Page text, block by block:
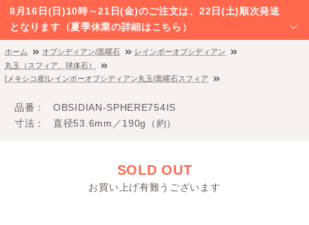
8月16日(日)10時～21日(金)のご注文は、22日(土)順次発送
となります（夏季休業の詳細はこちら）
ホーム オブシディアン/黒曜石
レインボーオブシディアン
丸玉（スフィア、球体石）
[メキシコ産]レインボーオブシディアン丸玉/黒曜石スフィア
品番
OBSIDIAN-SPHERE754IS
寸法
直径53.6mm／190g（約）
SOLD OUT
お買い上げ有難うございます